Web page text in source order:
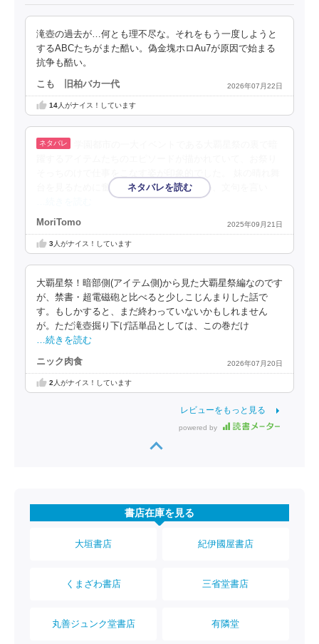
滝壺の過去が…何とも理不尽な。それをもう一度しようと
するABCたちがまた酷い。偽金塊ホロAu7が原因で始まる
抗争も酷い。
こも 旧柏バカ一代 2026年07月22日
14人がナイス！しています
台を見るために奮闘するフレンダをはじめ、文句を言い
MoriTomo 2025年09月21日
3人がナイス！しています
大覇星祭！暗部側(アイテム側)から見た大覇星祭編なのです
が、禁書・超電磁砲と比べると少しこじんまりした話で
す。もしかすると、まだ終わっていないかもしれません
が。ただ滝壺掘り下げ話単品としては、この巻だけ
…続きを読む
ニック肉食 2026年07月20日
2 人がナイス！しています
レビューをもっと見る
powered by
書店在庫を見る
大垣書店 紀伊國屋書店
くまざわ書店 三省堂書店
丸善ジュンク堂書店 有隣堂